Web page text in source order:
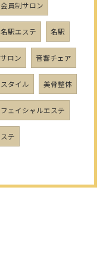
会員制サロン
名駅エステ 名駅
ロン 音響チェア
タイル 美骨整体
フェイシャルエステ
テ